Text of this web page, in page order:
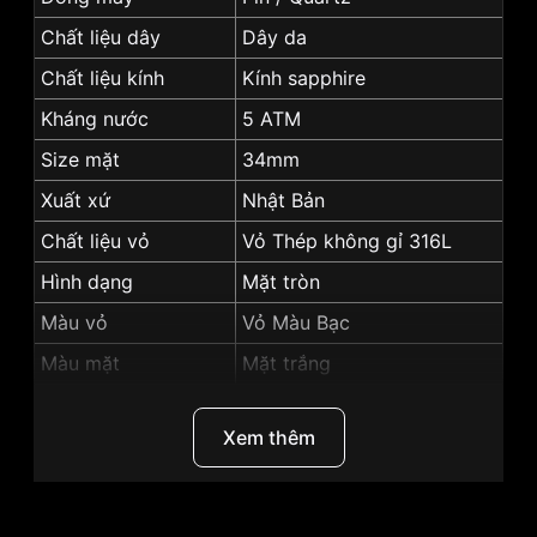
Chất liệu dây
Dây da
Chất liệu kính
Kính sapphire
Kháng nước
5 ATM
Size mặt
34mm
Xuất xứ
Nhật Bản
Chất liệu vỏ
Vỏ Thép không gỉ 316L
Hình dạng
Mặt tròn
Màu vỏ
Vỏ Màu Bạc
Màu mặt
Mặt trắng
Lịch ngày, Giờ, phút, giây
Những sản phẩm tương tự"SRWatch 34mm Nữ
SL5002.4102BL":
Xem thêm